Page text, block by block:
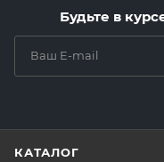
Будьте в
КАТАЛОГ